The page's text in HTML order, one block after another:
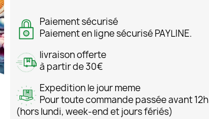
Paiement sécurisé
Paiement en ligne sécurisé PAYLINE.
livraison offerte
à partir de 30€
Expedition le jour meme
Pour toute commande passée avant 12h
(hors lundi, week-end et jours fériés)